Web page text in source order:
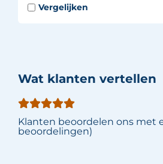
Wat klanten vertellen
Klanten beoordelen ons met
beoordelingen)